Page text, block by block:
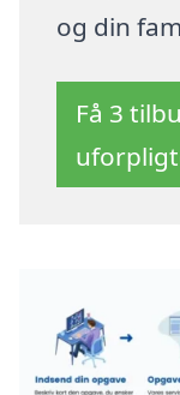
og din
Få 3